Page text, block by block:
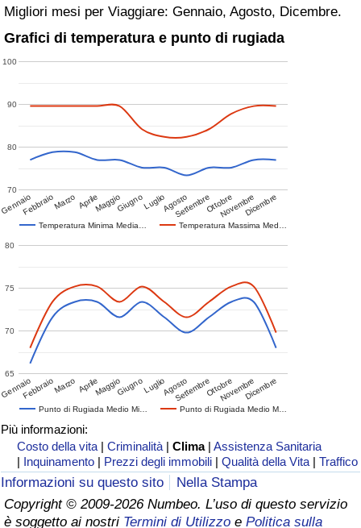
Migliori mesi per Viaggiare: Gennaio, Agosto, Dicembre.
Grafici di temperatura e punto di rugiada
Temperatura Minima Media… Temperatura Massima Med…
GennaioFebbraioMarzo AprileMaggioGiugnoLuglioAgosto
SettembreOttobreNovembreDicembre
70
80
90
100
Punto di Rugiada Medio Mi… Punto di Rugiada Medio M…
GennaioFebbraioMarzo AprileMaggioGiugnoLuglioAgosto
SettembreOttobreNovembreDicembre
65
70
75
80
Più informazioni:
Costo della vita |Criminalità |Clima |Assistenza Sanitaria
| Inquinamento | Prezzi degli immobili |Qualità della Vita |Traffico
Informazioni su questo sito
Nella Stampa
Copyright © 2009-2026 Numbeo. L’uso di questo servizio
è soggetto ai nostri Termini di Utilizzo e Politica sulla